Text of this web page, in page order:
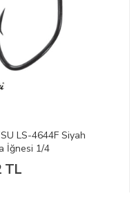
Hook Treble Twinex
4
TL